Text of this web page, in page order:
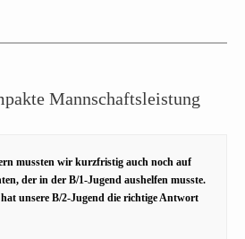
Mannschaftsleistung
mussten wir kurzfristig auch noch auf
der in der B/1-Jugend aushelfen musste.
unsere B/2-Jugend die richtige Antwort